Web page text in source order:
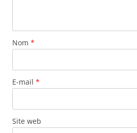
Nom *
E-mail *
Site web